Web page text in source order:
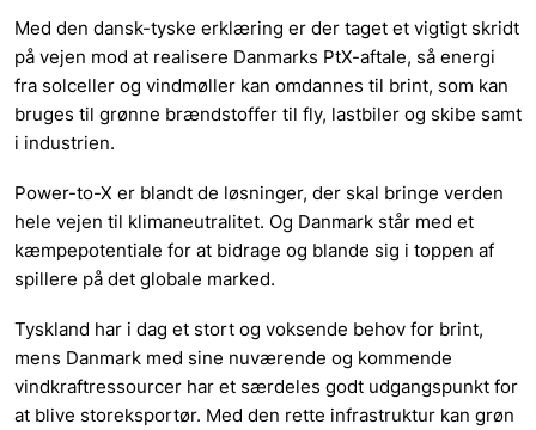
Med den dansk-tyske erklæring er der taget et vigtigt skridt
på vejen mod at realisere Danmarks PtX-aftale, så energi
fra solceller og vindmøller kan omdannes til brint, som kan
bruges til grønne brændstoffer til fly, lastbiler og skibe samt
i industrien.
Power-to-X er blandt de løsninger, der skal bringe verden
hele vejen til klimaneutralitet. Og Danmark står med et
kæmpepotentiale for at bidrage og blande sig i toppen af
spillere på det globale marked.
Tyskland har i dag et stort og voksende behov for brint,
mens Danmark med sine nuværende og kommende
vindkraftressourcer har et særdeles godt udgangspunkt for
at blive storeksportør. Med den rette infrastruktur kan grøn